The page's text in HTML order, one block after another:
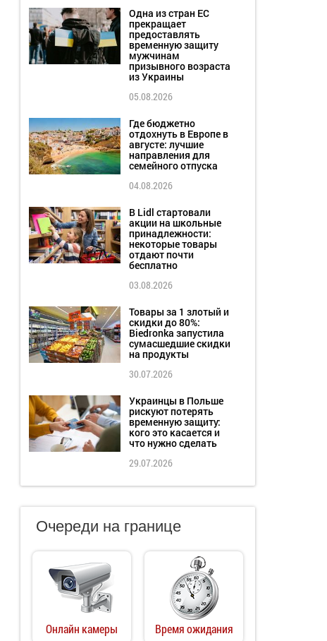
Одна из стран ЕС
прекращает
предоставлять
временную защиту
мужчинам
призывного возраста
из Украины
05.08.2026
Где бюджетно
отдохнуть в Европе в
августе: лучшие
направления для
семейного отпуска
04.08.2026
В Lidl стартовали
акции на школьные
принадлежности:
некоторые товары
отдают почти
бесплатно
03.08.2026
Товары за 1 злотый и
скидки до 80%:
Biedronka запустила
сумасшедшие скидки
на продукты
30.07.2026
Украинцы в Польше
рискуют потерять
временную защиту:
кого это касается и
что нужно сделать
29.07.2026
Очереди на границе
Онлайн камеры Время ожидания